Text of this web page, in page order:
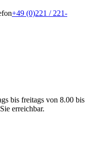
+49 (0)221 / 221-
bis freitags von 8.00 bis
erreichbar.